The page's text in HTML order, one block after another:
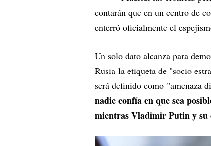
contarán que en un centro de
enterró oficialmente el
Un solo dato alcanza para
Rusia la etiqueta de "socio
será definido como "amenaza
nadie confía en que sea
mientras Vladimir Putin y su